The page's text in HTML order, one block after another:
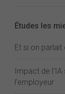
Études les
Et si on
Impact de l'IA
l'employeur